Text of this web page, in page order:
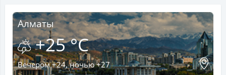
Алматы
+25 °C
Вечером +24, ночью +27